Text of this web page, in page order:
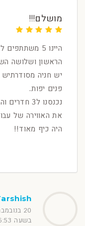
מושלם!!!
היינו 5
הראשון ושלושה
יש חניה
פנים יפות.
נכנסנו ל3
את האווירה של
היה כיף מאוד!!
20 בנובמבר 2016
בשעה 06:53